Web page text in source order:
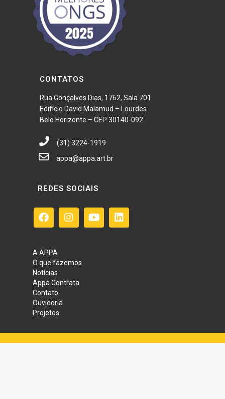
CONTATOS
Rua Gonçalves Dias, 1762, Sala 701
Edifício David Malamud – Lourdes
Belo Horizonte – CEP 30140-092
(31) 3224-1919
appa@appa.art.br
REDES SOCIAIS
A APPA
O que fazemos
Notícias
Appa Contrata
Contato
Ouvidoria
Projetos